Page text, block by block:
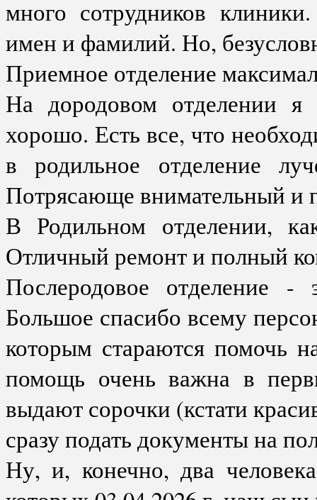
много сотрудников
имен и фамилий. Но,
Приемное отделение
На дородовом отделении
хорошо. Есть все, что
в родильное отделение
Потрясающе внимательный и
В Родильном отделении,
Отличный ремонт и полный
Послеродовое
Большое спасибо всему
которым стараются помочь
помощь очень важна в
выдают сорочки (кстати
сразу подать документы на
Ну, и, конечно, два